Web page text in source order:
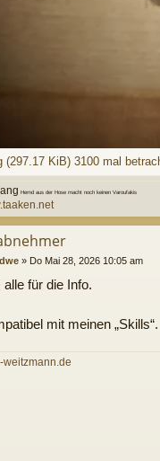
(297.17 KiB) 3100 mal
Hemd aus der Hose macht noch keinen Varoufakis
» Do Mai 28, 2026 10:05 am
für die Info.
mit meinen „Skills“.
weitzmann.de